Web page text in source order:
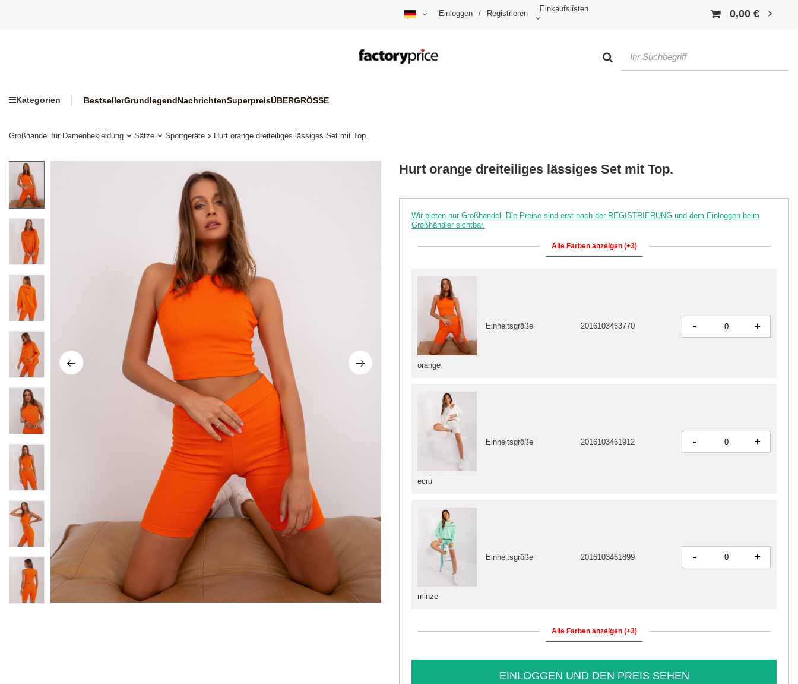
Einloggen / Registrieren
Einkaufslisten 0,00 €
Kategorien BestsellerGrundlegendNachrichtenSuperpreisÜBERGRÖSSE
Großhandel für Damenbekleidung Sätze Sportgeräte Hurt orange dreiteiliges lässiges Set mit Top.
Hurt orange dreiteiliges lässiges Set mit Top.
Wir bieten nur Großhandel. Die Preise sind erst nach der REGISTRIERUNG und dem Einloggen beim
Großhändler sichtbar.
Alle Farben anzeigen (+3)
ecru
Einheitsgröße 2016103461912 - +
minze
Einheitsgröße 2016103461899 - +
orange
Einheitsgröße 2016103463770 - +
Alle Farben anzeigen (+3)
EINLOGGEN UND DEN PREIS SEHEN